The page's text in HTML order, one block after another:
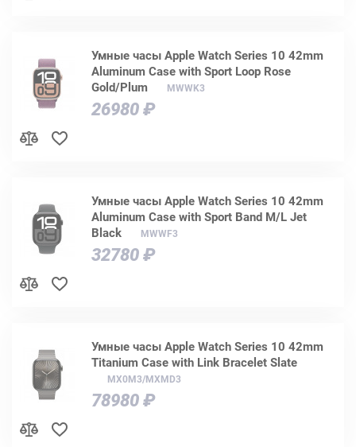
Умные часы Apple Watch Series 10 42mm
Aluminum Case with Sport Loop Rose
Gold/Plum
MWWK3
26980 ₽
Умные часы Apple Watch Series 10 42mm
Aluminum Case with Sport Band M/L Jet
Black
MWWF3
32780 ₽
Умные часы Apple Watch Series 10 42mm
Titanium Case with Link Bracelet Slate
MX0M3/MXMD3
78980 ₽